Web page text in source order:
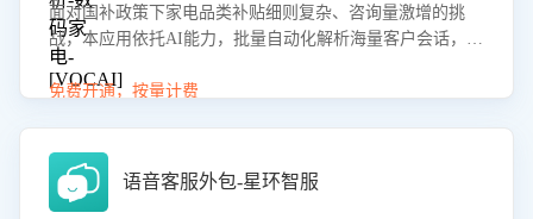
面对国补政策下家电品类补贴细则复杂、咨询量激增的挑
战，本应用依托AI能力，批量自动化解析海量客户会话，精
准识别消费者对能以旧换新、补贴额度等政策的关注焦点与
购买意向，深度洞察决策动因。同时全面评估客服团队政策
度、客服转化能力及销售业绩。
免费开通，按量计费
语音客服外包-星环智服